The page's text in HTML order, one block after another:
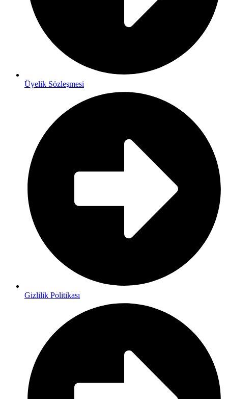
Üyelik Sözleşmesi
Gizlilik Politikası